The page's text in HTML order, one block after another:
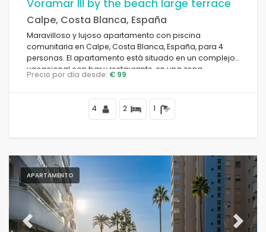
Voramar III by the beach large terrace
Calpe, Costa Blanca, España
Maravilloso y lujoso apartamento con piscina
comunitaria en Calpe, Costa Blanca, España, para 4
personas. El apartamento está situado en un complejo
vacacional con bar y restaurante, en una zona
residencial de playa, cerca de tiendas y
del mar Mediterráneo.
Precio por día desde: € 99
4 2 1
APARTAMENTO
Previous Next